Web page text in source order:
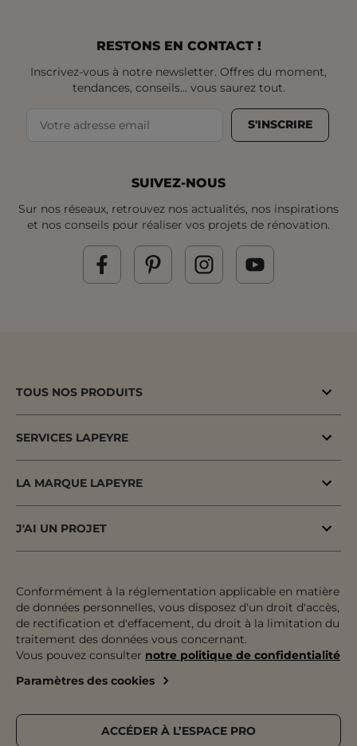
RESTONS EN CONTACT !
Inscrivez-vous à notre newsletter. Offres du moment,
tendances, conseils... vous saurez tout.
S'INSCRIRE
SUIVEZ-NOUS
Sur nos réseaux, retrouvez nos actualités, nos inspirations
et nos conseils pour réaliser vos projets de rénovation.
TOUS NOS PRODUITS
Cuisine & Electroménager
Salle de bains & WC
Escalier, Rampe & Main-courante
Jardin & Extérieur
Revêtement sol & mur
Équipement & Outil
SERVICES LAPEYRE
Conseil à domicile
Conseil en magasin
Financement
Le paiement en plusieurs fois
LA MARQUE LAPEYRE
Engagements pour tous
Développement durable
Recrutement
Devenez franchisé
Nos magasins
J'AI UN PROJET
Inspiration & Tendances
Préparer mon projet
Expertises & Tutoriels
Outils de configuration
Catalogue Lapeyre
Conformément à la réglementation applicable en matière
de données personnelles, vous disposez d'un droit d'accès,
de rectification et d'effacement, du droit à la limitation du
traitement des données vous concernant.
Vous pouvez consulter notre politique de confidentialité
Paramètres des cookies
ACCÉDER À L’ESPACE PRO